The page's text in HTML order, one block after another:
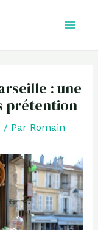
: une
prétention
/ Par Romain